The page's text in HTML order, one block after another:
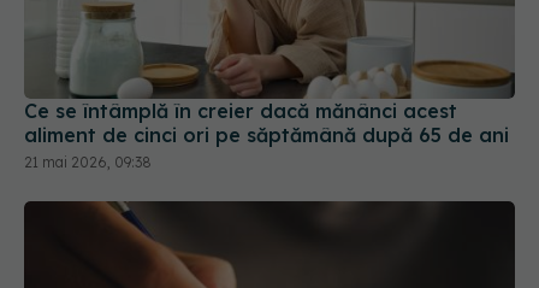
Ce se întâmplă în creier dacă mănânci acest
aliment de cinci ori pe săptămână după 65 de ani
21 mai 2026, 09:38